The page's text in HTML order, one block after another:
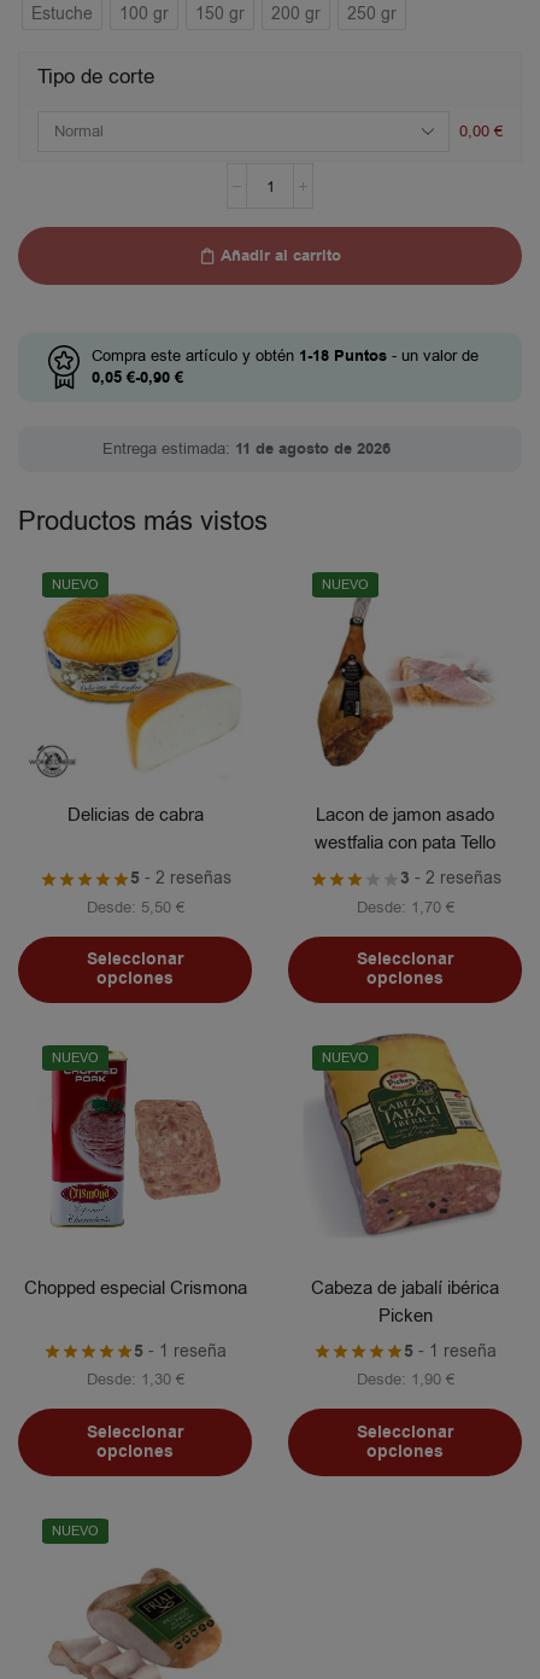
Estuche 100 gr 150 gr 200 gr 250 gr
Tipo de corte
0,00 €
Añadir al carrito
Compra este artículo y obtén 1-18 Puntos - un valor de
0,05 €-0,90 €
Entrega estimada: 11 de agosto de 2026
Productos más vistos
NUEVO
Delicias de cabra
5- 2 reseñas
Desde: 5,50 €
Seleccionar
opciones
NUEVO
Lacon de jamon asado
westfalia con pata Tello
3 - 2 reseñas
Desde: 1,70 €
Seleccionar
opciones
NUEVO
Chopped especial Crismona
5 - 1 reseña
Desde: 1,30 €
Seleccionar
opciones
NUEVO
Cabeza de jabalí ibérica
Picken
5 - 1 reseña
Desde: 1,90 €
Seleccionar
opciones
NUEVO